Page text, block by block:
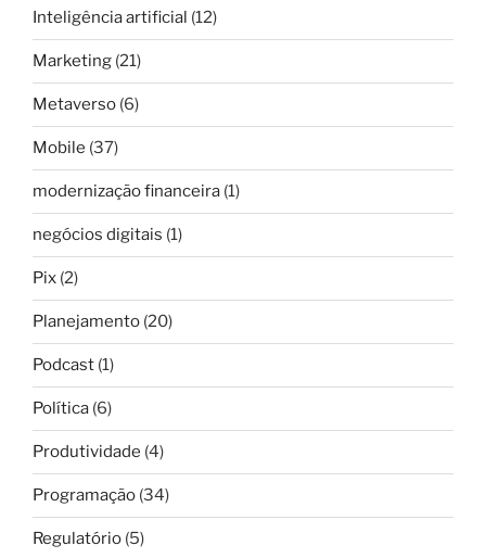
Inteligência artificial (12)
Marketing (21)
Metaverso (6)
Mobile (37)
modernização financeira (1)
negócios digitais (1)
Pix (2)
Planejamento (20)
Podcast (1)
Política (6)
Produtividade (4)
Programação (34)
Regulatório (5)